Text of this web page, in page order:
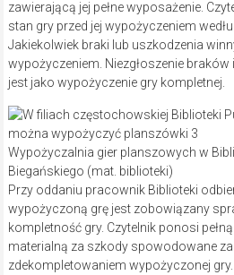
zawierającą jej pełne wyposażenie.
stan gry przed jej wypożyczeniem
Jakiekolwiek braki lub uszkodzenia
wypożyczeniem. Niezgłoszenie
jest jako wypożyczenie gry kompletnej.
Wypożyczalnia gier planszowych w
Biegańskiego (mat. biblioteki)
Przy oddaniu pracownik Biblioteki
wypożyczoną grę jest zobowiązany
kompletność gry. Czytelnik ponosi
materialną za szkody spowodowane
zdekompletowaniem wypożyczonej gry.